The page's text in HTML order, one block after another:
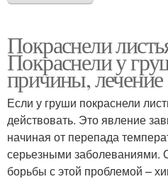
Покраснели
Покраснели у
причины, лечение
Если у груши покраснели
действовать. Это явление
начиная от перепада
серьезными заболеваниями.
борьбы с этой проблемой –